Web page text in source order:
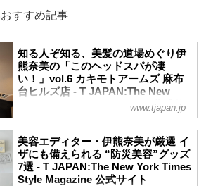
すすめ記事
知る人ぞ知る、美髪の道場めぐり伊
熊奈美の「このヘッドスパが凄
い！」vol.6 カキモトアームズ 麻布
台ヒルズ店 - T JAPAN:The New
York Times Style Magazine 公式サ
イト
薄毛や白髪、うねりにパサつきと悩みが尽
きない大人の髪。でもまだ諦めたくない、
どうにかしたい……そんな切実な大人の
SOSに応えてくれるヘッドスパメニュー
www.tjapan.jp
美容エディター・伊熊奈美が厳選 イ
ザにも備えられる “防災美容”グッズ
7選 - T JAPAN:The New York Times
Style Magazine 公式サイト